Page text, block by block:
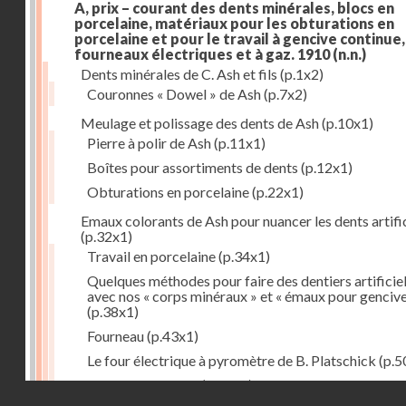
A, prix – courant des dents minérales, blocs en
porcelaine, matériaux pour les obturations en
porcelaine et pour le travail à gencive
fourneaux électriques et à gaz. 1910(n.n.)
Dents minérales de C. Ash et fils (p.1x2)
Couronnes « Dowel » de Ash(p.7x2)
Meulage et polissage des dents de Ash(p.10x1)
Pierre à polir de Ash(p.11x1)
Boîtes pour assortiments de dents (p.12x1)
Obturations en porcelaine(p.22x1)
Emaux colorants de Ash pour nuancer les dents
(p.32x1)
Travail en porcelaine(p.34x1)
Quelques méthodes pour faire des dentiers
avec nos « corps minéraux » et « émaux pour
(p.38x1)
Fourneau(p.43x1)
Le four électrique à pyromètre de B. Platschick
Pyromètre de Ash(p.53x1)